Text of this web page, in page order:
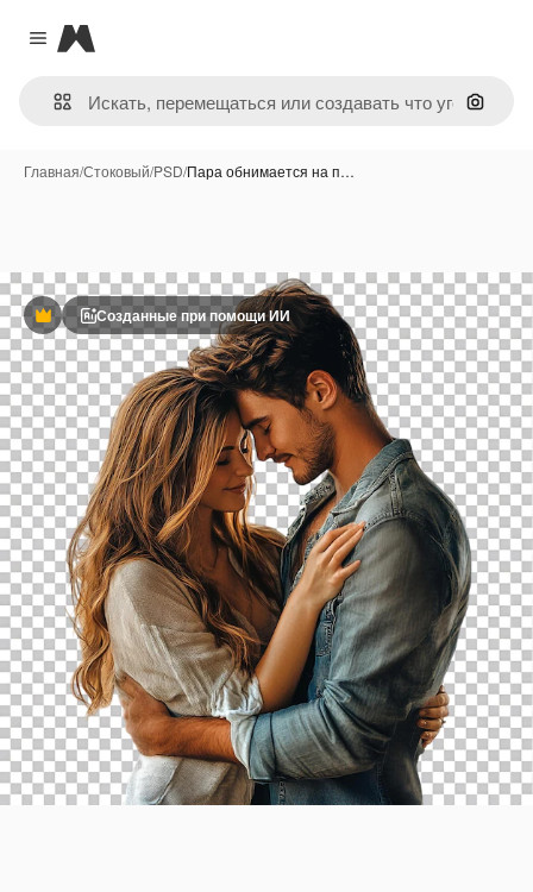
Close menu
Magnific
Поиск
Главная/Стоковый/PSD/Пара обнимается на п…
ПремиумСозданные при помощи ИИ